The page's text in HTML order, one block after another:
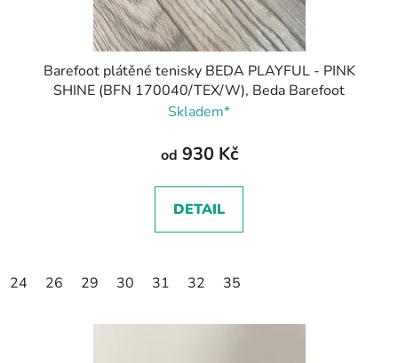
Barefoot plátěné tenisky BEDA PLAYFUL - PINK
SHINE (BFN 170040/TEX/W), Beda Barefoot
Skladem*
od 930 Kč
DETAIL
24 26 29 30 31 32 35